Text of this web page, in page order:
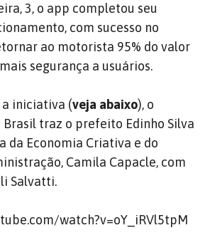
3, o app completou seu
com sucesso no
ao motorista 95% do valor
segurança a usuários.
iniciativa (veja abaixo), o
traz o prefeito Edinho Silva
da Economia Criativa e do
Camila Capacle, com
Salvatti.
watch?v=oY_iRVl5tpM